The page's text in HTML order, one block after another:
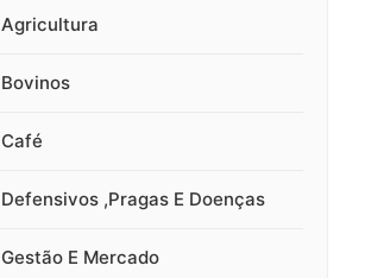
Agricultura
Bovinos
Café
Defensivos ,Pragas E Doenças
Gestão E Mercado